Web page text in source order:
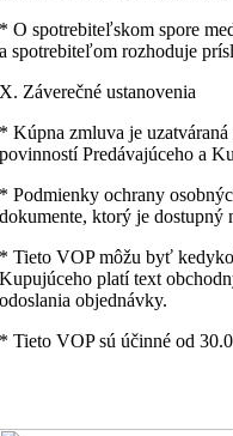
* O spotrebiteľskom spore
a spotrebiteľom rozhoduje
X. Záverečné ustanovenia
* Kúpna zmluva je
povinností Predávajúceho a
* Podmienky ochrany
dokumente, ktorý je dostupný
* Tieto VOP môžu byť
Kupujúceho platí text
odoslania objednávky.
* Tieto VOP sú účinné od